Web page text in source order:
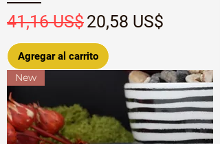
Precio
41,16 US$Precio de oferta
20,58 US$
Agregar al carrito
New